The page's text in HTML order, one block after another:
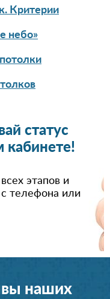
Критерии
небо»
статус
кабинете!
этапов и
телефона или
наших